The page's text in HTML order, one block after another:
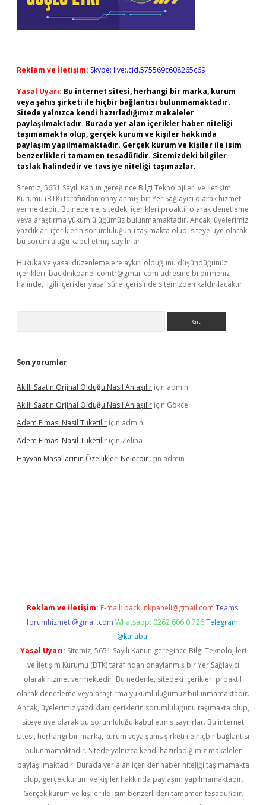
Reklam ve İletişim: Skype: live:.cid.575569c608265c69
Yasal Uyarı: Bu internet sitesi, herhangi bir marka, kurum
veya şahıs şirketi ile hiçbir bağlantısı bulunmamaktadır.
Sitede yalnızca kendi hazırladığımız makaleler
paylaşılmaktadır. Burada yer alan içerikler haber niteliği
taşımamakta olup, gerçek kurum ve kişiler hakkında
paylaşım yapılmamaktadır. Gerçek kurum ve kişiler ile isim
benzerlikleri tamamen tesadüfidir. Sitemizdeki bilgiler
taslak halindedir ve tavsiye niteliği taşımazlar.
Sitemiz, 5651 Sayılı Kanun gereğince Bilgi Teknolojileri ve İletişim
Kurumu (BTK) tarafından onaylanmış bir Yer Sağlayıcı olarak hizmet
vermektedir. Bu nedenle, sitedeki içerikleri proaktif olarak denetleme
veya araştırma yükümlülüğümüz bulunmamaktadır. Ancak, üyelerimiz
yazdıkları içeriklerin sorumluluğunu taşımakta olup, siteye üye olarak
bu sorumluluğu kabul etmiş sayılırlar.
Hukuka ve yasal düzenlemelere aykırı olduğunu düşündüğünüz
içerikleri, backlinkpanelicomtr@gmail.com adresine bildirmeniz
halinde, ilgili içerikler yasal süre içerisinde sitemizden kaldırılacaktır.
Son yorumlar
Akıllı Saatin Orjinal Olduğu Nasıl Anlaşılır için admin
Akıllı Saatin Orjinal Olduğu Nasıl Anlaşılır için Gökçe
Adem Elması Nasil Tuketilir için admin
Adem Elması Nasil Tuketilir için Zeliha
Hayvan Masallarının Özellikleri Nelerdir için admin
Reklam ve İletişim: E-mail: backlinkpaneli@gmail.com Teams:
forumhizmeti@gmail.com Whatsapp: 0262 606 0 726 Telegram:
@karabul
Yasal Uyarı: Sitemiz, 5651 Sayılı Kanun gereğince Bilgi Teknolojileri
ve İletişim Kurumu (BTK) tarafından onaylanmış bir Yer Sağlayıcı
olarak hizmet vermektedir. Bu nedenle, sitedeki içerikleri proaktif
olarak denetleme veya araştırma yükümlülüğümüz bulunmamaktadır.
Ancak, üyelerimiz yazdıkları içeriklerin sorumluluğunu taşımakta olup,
siteye üye olarak bu sorumluluğu kabul etmiş sayılırlar. Bu internet
sitesi, herhangi bir marka, kurum veya şahıs şirketi ile hiçbir bağlantısı
bulunmamaktadır. Sitede yalnızca kendi hazırladığımız makaleler
paylaşılmaktadır. Burada yer alan içerikler haber niteliği taşımamakta
olup, gerçek kurum ve kişiler hakkında paylaşım yapılmamaktadır.
Gerçek kurum ve kişiler ile isim benzerlikleri tamamen tesadüfidir.